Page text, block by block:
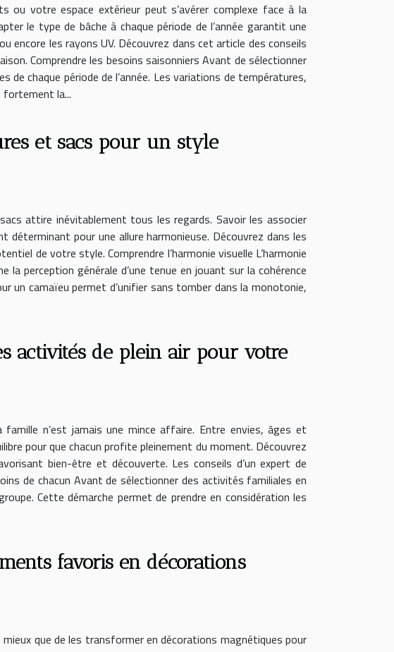
ou votre espace extérieur peut s’avérer complexe face à la
le type de bâche à chaque période de l’année garantit une
encore les rayons UV. Découvrez dans cet article des conseils
Comprendre les besoins saisonniers Avant de sélectionner
chaque période de l’année. Les variations de températures,
fortement la...
et sacs pour un style
attire inévitablement tous les regards. Savoir les associer
pour une allure harmonieuse. Découvrez dans les
de votre style. Comprendre l’harmonie visuelle L’harmonie
perception générale d’une tenue en jouant sur la cohérence
un camaïeu permet d’unifier sans tomber dans la monotonie,
activités de plein air pour votre
n’est jamais une mince affaire. Entre envies, âges et
pour que chacun profite pleinement du moment. Découvrez
bien-être et découverte. Les conseils d’un expert de
de chacun Avant de sélectionner des activités familiales en
Cette démarche permet de prendre en considération les
favoris en décorations
que de les transformer en décorations magnétiques pour